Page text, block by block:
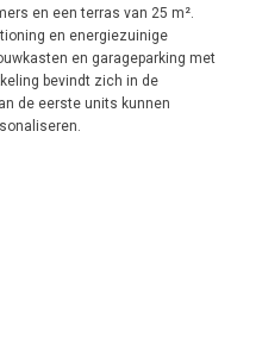
en een terras van 25 m².
en energiezuinige
en garageparking met
bevindt zich in de
de eerste units kunnen